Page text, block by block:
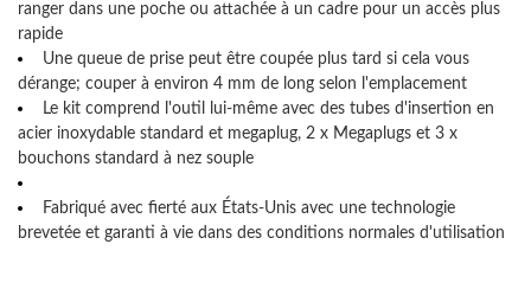
ranger dans une poche ou attachée à un cadre pour un accès plus
rapide
Une queue de prise peut être coupée plus tard si cela vous
dérange; couper à environ 4 mm de long selon l'emplacement
Le kit comprend l'outil lui-même avec des tubes d'insertion en
acier inoxydable standard et megaplug, 2 x Megaplugs et 3 x
bouchons standard à nez souple
Fabriqué avec fierté aux États-Unis avec une technologie
brevetée et garanti à vie dans des conditions normales d'utilisation